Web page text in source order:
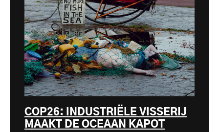
COP26: INDUSTRIËLE VISSERIJ
MAAKT DE OCEAAN KAPOT